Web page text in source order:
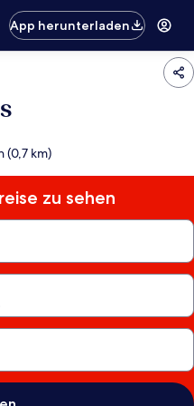
App herunterladen
(0,7 km)
zu sehen